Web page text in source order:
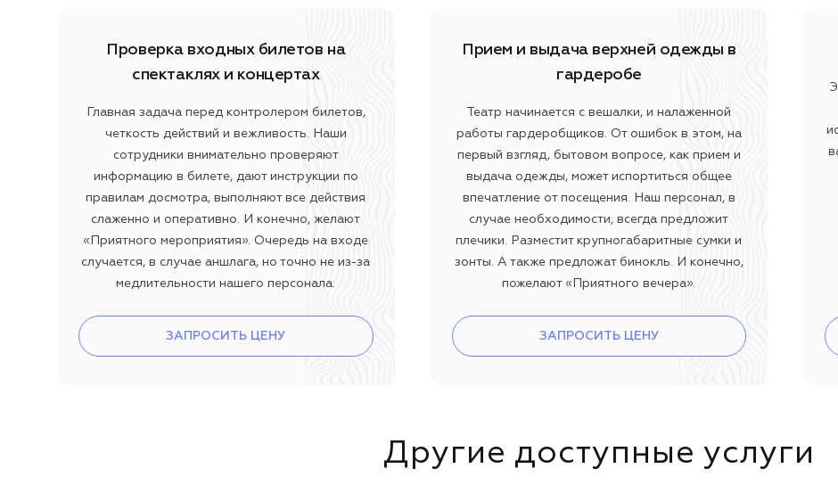
Проверка входных билетов на
спектаклях и концертах
Главная задача перед контролером билетов,
четкость действий и вежливость. Наши
сотрудники внимательно проверяют
информацию в билете, дают инструкции по
правилам досмотра, выполняют все действия
слаженно и оперативно. И конечно, желают
«Приятного мероприятия». Очередь на входе
случается, в случае аншлага, но точно не из-за
медлительности нашего персонала.
ЗАПРОСИТЬ ЦЕНУ
Прием и выдача верхней одежды в
гардеробе
Театр начинается с вешалки, и налаженной
работы гардеробщиков. От ошибок в этом, на
первый взгляд, бытовом вопросе, как прием и
выдача одежды, может испортиться общее
впечатление от посещения. Наш персонал, в
случае необходимости, всегда предложит
плечики. Разместит крупногабаритные сумки и
зонты. А также предложат бинокль. И конечно,
пожелают «Приятного вечера».
ЗАПРОСИТЬ ЦЕНУ
Другие доступные услуги